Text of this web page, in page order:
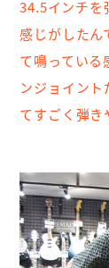
34.5インチ
感じがしたん
て鳴っている
ンジョイン
てすごく弾き